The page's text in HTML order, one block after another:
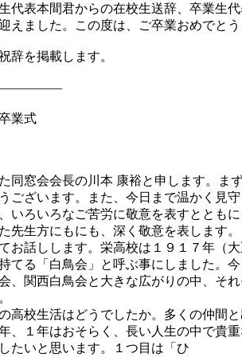
代表本間君からの在校生送辞、卒業生
えました。この度は、ご卒業おめでとう
辞を掲載します。
６期卒業式
同窓会会長の川本 康裕と申します。ま
ございます。また、今日まで温かく見
いろいろなご苦労に敬意を表すととも
先生方にもにも、深く敬意を表します。
お話しします。栄高校は１９１７年（
てる「白鳥会」と呼ぶ事にしました。
、関西白鳥会と大きな広がりの中、そ
高校生活はどうでしたか。多くの仲間
、１年はおそらく、長い人生の中で貴
たいと思います。１つ目は「ひ